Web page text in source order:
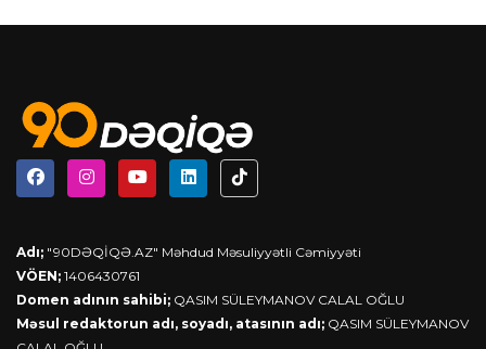
Adı; "90DƏQİQƏ.AZ" Məhdud Məsuliyyətli Cəmiyyəti
VÖEN; 1406430761
Domen adının sahibi; QASIM SÜLEYMANOV CALAL OĞLU
Məsul redaktorun adı, soyadı, atasının adı; QASIM SÜLEYMANOV